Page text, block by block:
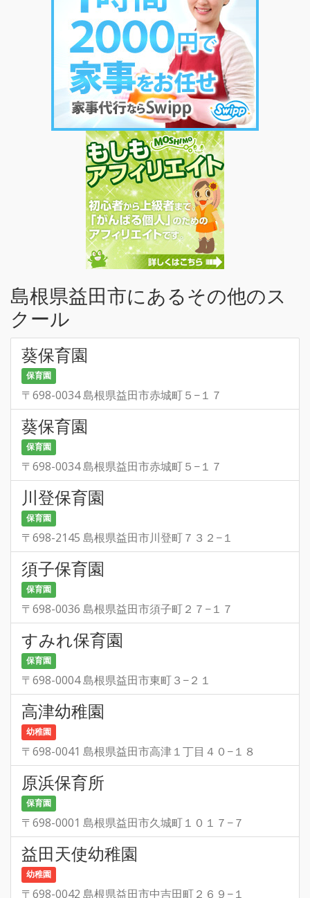
島根県益田市にあるその他のス
クール
葵保育園
保育園
〒698-0034 島根県益田市赤城町５−１７
葵保育園
保育園
〒698-0034 島根県益田市赤城町５−１７
川登保育園
保育園
〒698-2145 島根県益田市川登町７３２−１
須子保育園
保育園
〒698-0036 島根県益田市須子町２７−１７
すみれ保育園
保育園
〒698-0004 島根県益田市東町３−２１
高津幼稚園
幼稚園
〒698-0041 島根県益田市高津１丁目４０−１８
原浜保育所
保育園
〒698-0001 島根県益田市久城町１０１７−７
益田天使幼稚園
幼稚園
〒698-0042 島根県益田市中吉田町２６９−１